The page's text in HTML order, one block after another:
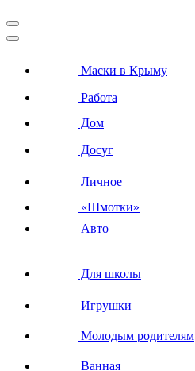
Маски в Крыму
Работа
Дом
Досуг
Личное
«Шмотки»
Авто
Для школы
Игрушки
Молодым родителям
Ванная